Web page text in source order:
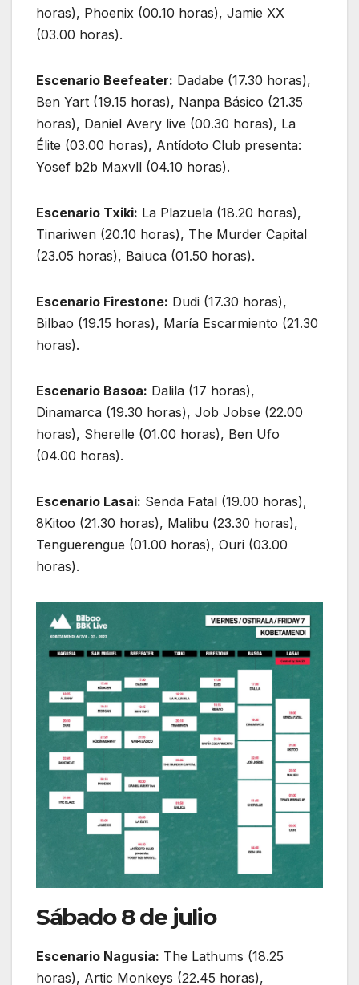
horas), Phoenix (00.10 horas), Jamie XX
(03.00 horas).
Escenario Beefeater: Dadabe (17.30 horas),
Ben Yart (19.15 horas), Nanpa Básico (21.35
horas), Daniel Avery live (00.30 horas), La
Élite (03.00 horas), Antídoto Club presenta:
Yosef b2b Maxvll (04.10 horas).
Escenario Txiki: La Plazuela (18.20 horas),
Tinariwen (20.10 horas), The Murder Capital
(23.05 horas), Baiuca (01.50 horas).
Escenario Firestone: Dudi (17.30 horas),
Bilbao (19.15 horas), María Escarmiento (21.30
horas).
Escenario Basoa: Dalila (17 horas),
Dinamarca (19.30 horas), Job Jobse (22.00
horas), Sherelle (01.00 horas), Ben Ufo
(04.00 horas).
Escenario Lasai: Senda Fatal (19.00 horas),
8Kitoo (21.30 horas), Malibu (23.30 horas),
Tenguerengue (01.00 horas), Ouri (03.00
horas).
Sábado 8 de julio
Escenario Nagusia: The Lathums (18.25
horas), Artic Monkeys (22.45 horas),